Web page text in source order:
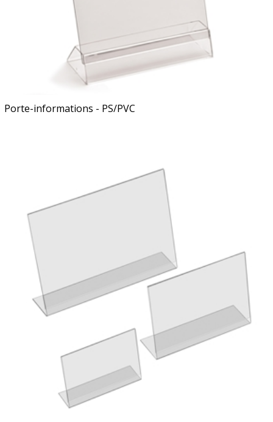
Porte-informations - PS/PVC